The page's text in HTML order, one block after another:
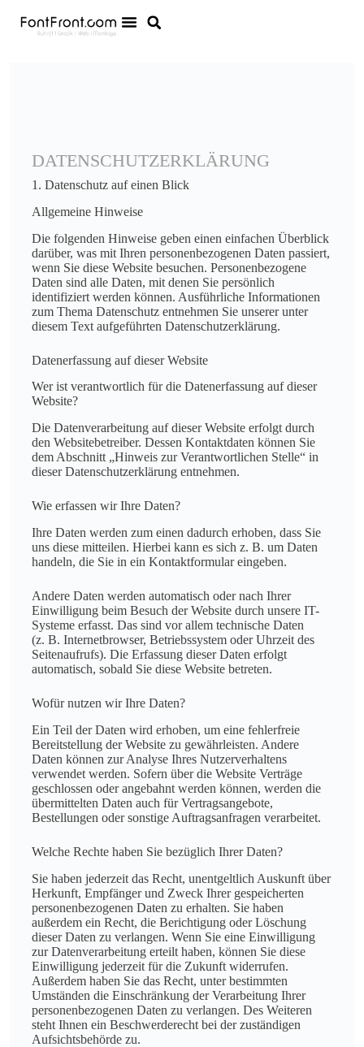
DATENSCHUTZERKLÄRUNG
1. Datenschutz auf einen Blick
Allgemeine Hinweise
Die folgenden Hinweise geben einen einfachen Überblick
darüber, was mit Ihren personenbezogenen Daten passiert,
wenn Sie diese Website besuchen. Personenbezogene
Daten sind alle Daten, mit denen Sie persönlich
identifiziert werden können. Ausführliche Informationen
zum Thema Datenschutz entnehmen Sie unserer unter
diesem Text aufgeführten Datenschutzerklärung.
Datenerfassung auf dieser Website
Wer ist verantwortlich für die Datenerfassung auf dieser
Website?
Die Datenverarbeitung auf dieser Website erfolgt durch
den Websitebetreiber. Dessen Kontaktdaten können Sie
dem Abschnitt „Hinweis zur Verantwortlichen Stelle“ in
dieser Datenschutzerklärung entnehmen.
Wie erfassen wir Ihre Daten?
Ihre Daten werden zum einen dadurch erhoben, dass Sie
uns diese mitteilen. Hierbei kann es sich z. B. um Daten
handeln, die Sie in ein Kontaktformular eingeben.
Andere Daten werden automatisch oder nach Ihrer
Einwilligung beim Besuch der Website durch unsere IT-
Systeme erfasst. Das sind vor allem technische Daten
(z. B. Internetbrowser, Betriebssystem oder Uhrzeit des
Seitenaufrufs). Die Erfassung dieser Daten erfolgt
automatisch, sobald Sie diese Website betreten.
Wofür nutzen wir Ihre Daten?
Ein Teil der Daten wird erhoben, um eine fehlerfreie
Bereitstellung der Website zu gewährleisten. Andere
Daten können zur Analyse Ihres Nutzerverhaltens
verwendet werden. Sofern über die Website Verträge
geschlossen oder angebahnt werden können, werden die
übermittelten Daten auch für Vertragsangebote,
Bestellungen oder sonstige Auftragsanfragen verarbeitet.
Welche Rechte haben Sie bezüglich Ihrer Daten?
Sie haben jederzeit das Recht, unentgeltlich Auskunft über
Herkunft, Empfänger und Zweck Ihrer gespeicherten
personenbezogenen Daten zu erhalten. Sie haben
außerdem ein Recht, die Berichtigung oder Löschung
dieser Daten zu verlangen. Wenn Sie eine Einwilligung
zur Datenverarbeitung erteilt haben, können Sie diese
Einwilligung jederzeit für die Zukunft widerrufen.
Außerdem haben Sie das Recht, unter bestimmten
Umständen die Einschränkung der Verarbeitung Ihrer
personenbezogenen Daten zu verlangen. Des Weiteren
steht Ihnen ein Beschwerderecht bei der zuständigen
Aufsichtsbehörde zu.